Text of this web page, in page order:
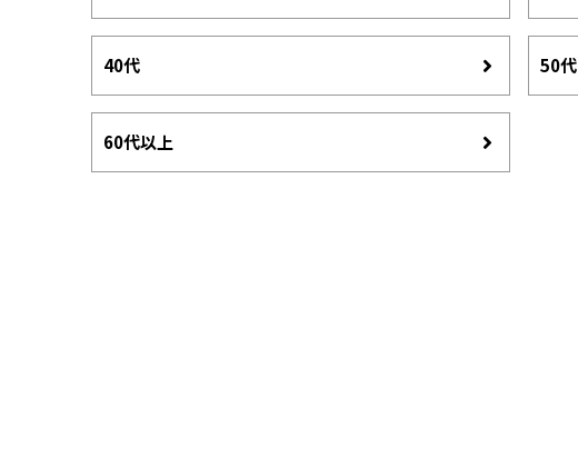
40代 50代
60代以上